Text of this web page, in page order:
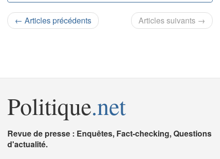
← Articles précédents Articles suivants →
Politique.net
Revue de presse : Enquêtes, Fact-checking, Questions
d'actualité.